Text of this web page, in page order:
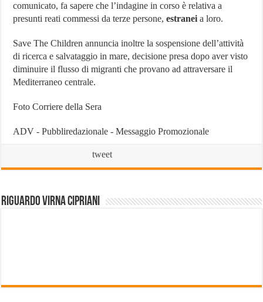
comunicato, fa sapere che l’indagine in corso è relativa a
presunti reati commessi da terze persone, estranei a loro.
Save The Children annuncia inoltre la sospensione dell’attività
di ricerca e salvataggio in mare, decisione presa dopo aver visto
diminuire il flusso di migranti che provano ad attraversare il
Mediterraneo centrale.
Foto Corriere della Sera
ADV - Pubbliredazionale - Messaggio Promozionale
tweet
Riguardo Virna Cipriani